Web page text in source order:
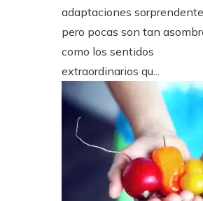
adaptaciones
pero pocas son tan
como los sentidos
extraordinarios qu...